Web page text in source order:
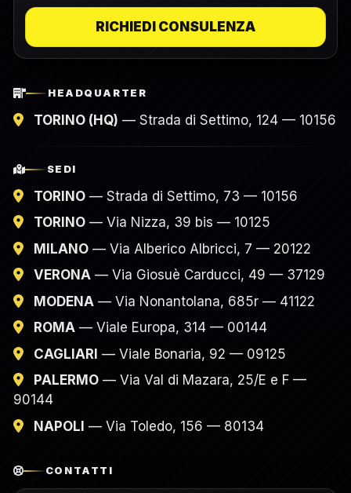
RICHIEDI CONSULENZA
HEADQUARTER
TORINO (HQ) — Strada di Settimo, 124 — 10156
SEDI
TORINO — Strada di Settimo, 73 — 10156
TORINO — Via Nizza, 39 bis — 10125
MILANO — Via Alberico Albricci, 7 — 20122
VERONA — Via Giosuè Carducci, 49 — 37129
MODENA — Via Nonantolana, 685r — 41122
ROMA — Viale Europa, 314 — 00144
CAGLIARI — Viale Bonaria, 92 — 09125
PALERMO — Via Val di Mazara, 25/E e F —
90144
NAPOLI — Via Toledo, 156 — 80134
CONTATTI